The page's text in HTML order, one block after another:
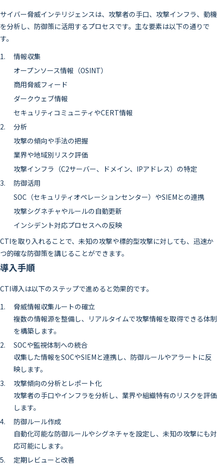
サイバー脅威インテリジェンスは、攻撃者の手口、攻撃インフラ、動機
を分析し、防御策に活用するプロセスです。主な要素は以下の通りで
す。
情報収集
オープンソース情報（OSINT）
商用脅威フィード
ダークウェブ情報
セキュリティコミュニティやCERT情報
分析
攻撃の傾向や手法の把握
業界や地域別リスク評価
攻撃インフラ（C2サーバー、ドメイン、IPアドレス）の特定
防御活用
SOC（セキュリティオペレーションセンター）やSIEMとの連携
攻撃シグネチャやルールの自動更新
インシデント対応プロセスへの反映
CTIを取り入れることで、未知の攻撃や標的型攻撃に対しても、迅速か
つ的確な防御策を講じることができます。
導入手順
CTI導入は以下のステップで進めると効果的です。
脅威情報収集ルートの確立
複数の情報源を整備し、リアルタイムで攻撃情報を取得できる体制
を構築します。
SOCや監視体制への統合
収集した情報をSOCやSIEMと連携し、防御ルールやアラートに反
映します。
攻撃傾向の分析とレポート化
攻撃者の手口やインフラを分析し、業界や組織特有のリスクを評価
します。
防御ルール作成
自動化可能な防御ルールやシグネチャを設定し、未知の攻撃にも対
応可能にします。
定期レビューと改善